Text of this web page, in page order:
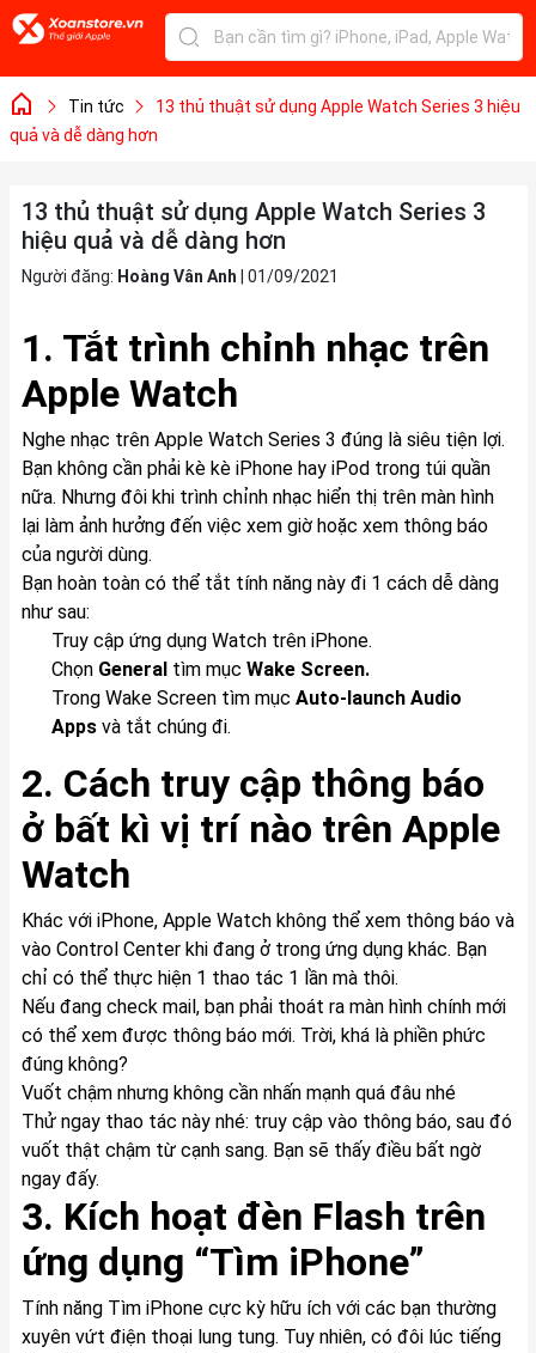
Tin tức
13 thủ thuật sử dụng Apple Watch Series 3 hiệu
quả và dễ dàng hơn
13 thủ thuật sử dụng Apple Watch Series 3
hiệu quả và dễ dàng hơn
Người đăng: Hoàng Vân Anh 01/09/2021
1. Tắt trình chỉnh nhạc trên
Apple Watch
Nghe nhạc trên Apple Watch Series 3 đúng là siêu tiện lợi.
Bạn không cần phải kè kè iPhone hay iPod trong túi quần
nữa. Nhưng đôi khi trình chỉnh nhạc hiển thị trên màn hình
lại làm ảnh hưởng đến việc xem giờ hoặc xem thông báo
của người dùng.
Bạn hoàn toàn có thể tắt tính năng này đi 1 cách dễ dàng
như sau:
Truy cập ứng dụng Watch trên iPhone.
Chọn Generaltìm mục Wake Screen.
Trong Wake Screen tìm mục Auto-launch Audio
Appsvà tắt chúng đi.
2. Cách truy cập thông báo
ở bất kì vị trí nào trên Apple
Watch
Khác với iPhone, Apple Watch không thể xem thông báo và
vào Control Center khi đang ở trong ứng dụng khác. Bạn
chỉ có thể thực hiện 1 thao tác 1 lần mà thôi.
Nếu đang check mail, bạn phải thoát ra màn hình chính mới
có thể xem được thông báo mới. Trời, khá là phiền phức
đúng không?
Vuốt chậm nhưng không cần nhấn mạnh quá đâu nhé
Thử ngay thao tác này nhé: truy cập vào thông báo, sau đó
vuốt thật chậm từ cạnh sang. Bạn sẽ thấy điều bất ngờ
ngay đấy.
3. Kích hoạt đèn Flash trên
ứng dụng “Tìm iPhone”
Tính năng Tìm iPhone cực kỳ hữu ích với các bạn thường
xuyên vứt điện thoại lung tung. Tuy nhiên, có đôi lúc tiếng